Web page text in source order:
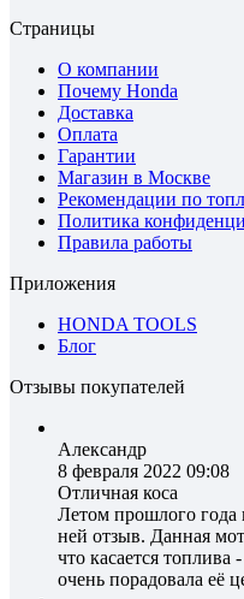
Страницы
О компании
Почему Honda
Доставка
Оплата
Гарантии
Магазин в Москве
Рекомендации по
Политика
Правила работы
Приложения
HONDA TOOLS
Блог
Отзывы покупателей
Александр
8 февраля 2022 09:08
Отличная коса
Летом прошлого года
ней отзыв. Данная
что касается
очень порадовала её